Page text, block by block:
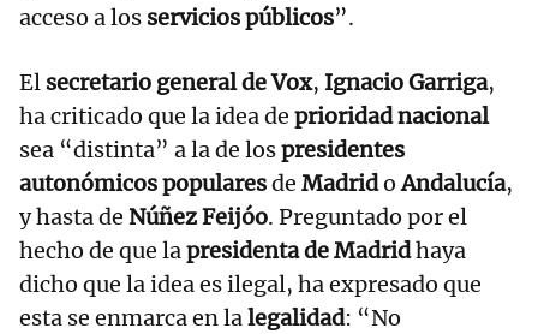
acceso a los servicios públicos”.
El secretario general de Vox, Ignacio Garriga,
ha criticado que la idea de prioridad nacional
sea “distinta” a la de lospresidentes
autonómicos popularesde MadridoAndalucía,
y hasta de Núñez Feijóo. Preguntado por el
hecho de que lapresidenta de Madridhaya
dicho que la idea es ilegal, ha expresado que
esta se enmarca en lalegalidad: “No